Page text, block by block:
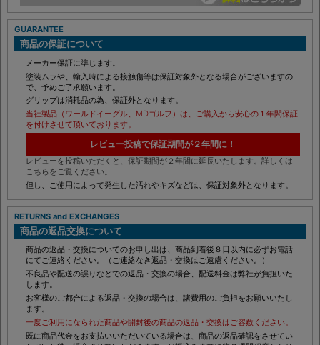
GUARANTEE
商品の保証について
メーカー保証に準じます。
塗装ムラや、輸入時による接触傷等は保証対象外となる場合がございますの
で、予めご了承願います。
グリップは消耗品の為、保証外となります。
当社製品（ワールドイーグル、MDゴルフ）は、ご購入から安心の１年間保証
を付けさせて頂いております。
レビュー投稿で保証期間が２年間に！
レビューを投稿いただくと、保証期間が２年間に延長いたします。詳しくは
こちらをご覧ください。
但し、ご使用によって発生した汚れやキズなどは、保証対象外となります。
RETURNS and EXCHANGES
商品の返品交換について
商品の返品・交換についてのお申し出は、商品到着後８日以内に必ずお電話
にてご連絡ください。（ご連絡なき返品・交換はご遠慮ください。）
不良品や配送の誤りなどでの返品・交換の場合、配送料金は弊社が負担いた
します。
お客様のご都合による返品・交換の場合は、諸費用のご負担をお願いいたし
ます。
一度ご利用になられた商品や開封後の商品の返品・交換はご容赦ください。